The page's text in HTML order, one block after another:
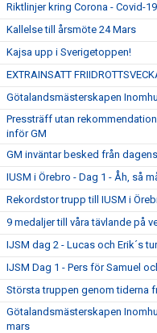
Riktlinjer kring Corona - Covid-19
Kallelse till årsmöte 24 Mars
Kajsa upp i Sverigetoppen!
EXTRAINSATT
Götalandsmästerskapen
Pressträff utan
inför GM
GM inväntar besked från
IUSM i Örebro - Dag 1 - Åh, så
Rekordstor trupp till IUSM i
9 medaljer till våra tävlande på
IJSM dag 2 - Lucas och Erik´s
IJSM Dag 1 - Pers för Samuel
Största truppen genom tiderna
Götalandsmästerskapen
mars